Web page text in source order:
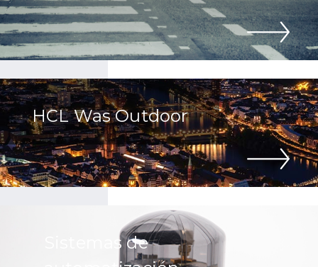
HCL Was Outdoor
Sistemas de